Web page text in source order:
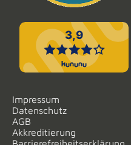
Impressum
Datenschutz
AGB
Akkreditierung